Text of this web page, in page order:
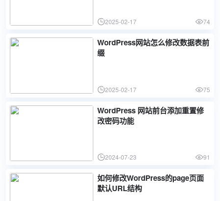
2025-02-17 74
WordPress网站怎么修改数据表前
缀
2025-02-17 75
WordPress 网站前台添加重置修
改密码功能
2024-07-23 91
如何修改WordPress的page页面
默认URL结构